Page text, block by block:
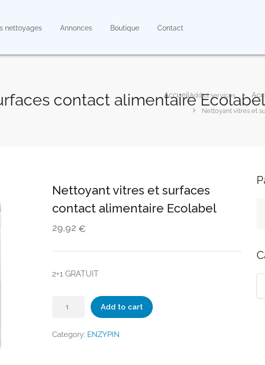
nettoyages Annonces Boutique Contact
contact alimentaire Ecolabel
Addict services
Nettoyant vitres et
Nettoyant vitres et surfaces
contact alimentaire Ecolabel
29,92 €
2+1 GRATUIT
Add to cart
Category: ENZYPIN